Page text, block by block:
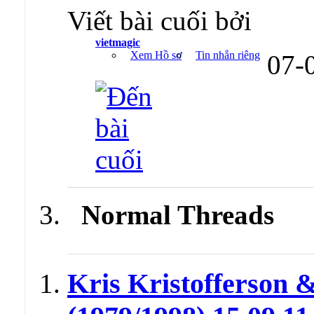
Viết bài cuối bởi
vietmagic
Xem Hồ sơ
Tin nhắn riêng 07-
Normal Threads
Kris Kristofferson